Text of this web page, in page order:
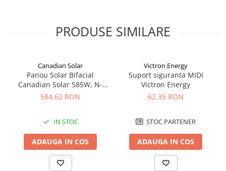
PRODUSE SIMILARE
Canadian Solar
Panou Solar Bifacial
Canadian Solar 585W, N-
Type TOPCon, CS6W-TB-SF-
584,62 RON
IN STOC
ADAUGA IN COS
Victron Energy
Suport siguranta MIDI
Victron Energy
62,35 RON
STOC PARTENER
ADAUGA IN COS